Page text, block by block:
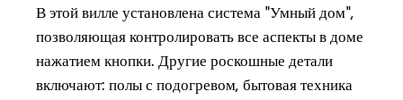
В этой вилле установлена система "Умный дом",
позволяющая контролировать все аспекты в доме
нажатием кнопки. Другие роскошные детали
включают: полы с подогревом, бытовая техника